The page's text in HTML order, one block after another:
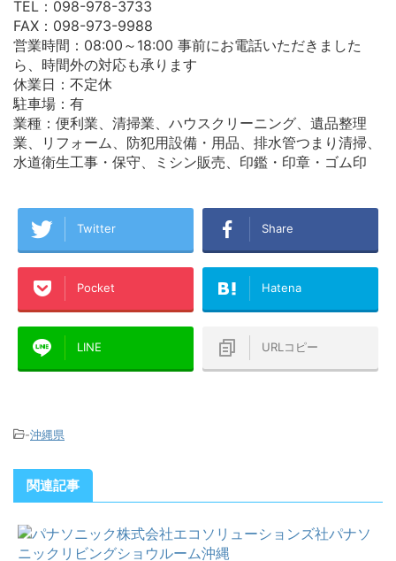
TEL：098-978-3733
FAX：098-973-9988
営業時間：08:00～18:00 事前にお電話いただきました
ら、時間外の対応も承ります
休業日：不定休
駐車場：有
業種：便利業、清掃業、ハウスクリーニング、遺品整理
業、リフォーム、防犯用設備・用品、排水管つまり清掃、
水道衛生工事・保守、ミシン販売、印鑑・印章・ゴム印
Twitter Share
Pocket Hatena
LINE URLコピー
-沖縄県
関連記事